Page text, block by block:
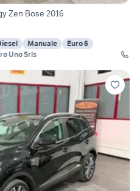
Zen Bose 2016
Manuale
Euro 6
Uno Srls